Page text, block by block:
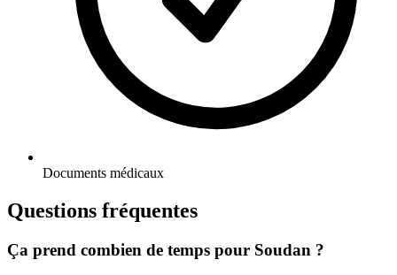
Documents médicaux
Questions fréquentes
Ça prend combien de temps pour Soudan ?